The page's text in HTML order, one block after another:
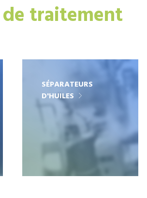
traitement
SÉPARATEURS
D'HUILES